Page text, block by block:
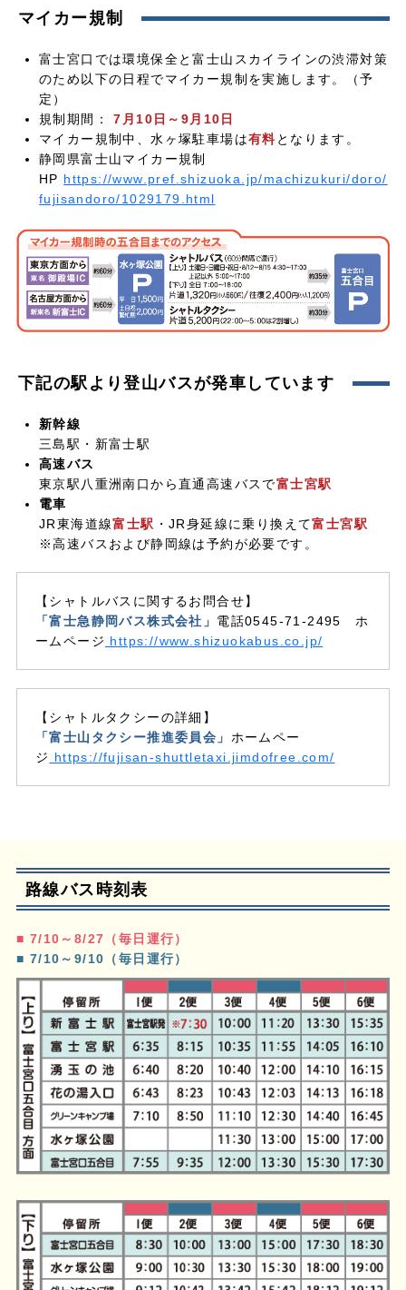
マイカー規制
富士宮口では環境保全と富士山スカイラインの渋滞対策
のため以下の日程でマイカー規制を実施します。（予
定）
規制期間：7月10日～9月10日
マイカー規制中、水ヶ塚駐車場は有料となります。
静岡県富士山マイカー規制
HP https://www.pref.shizuoka.jp/machizukuri/doro/
fujisandoro/1029179.html
下記の駅より登山バスが発車しています
新幹線
三島駅・新富士駅
高速バス
東京駅八重洲南口から直通高速バスで富士宮駅
電車
JR東海道線富士駅 ・JR身延線に乗り換えて富士宮駅
※高速バスおよび静岡線は予約が必要です。
【シャトルバスに関するお問合せ】
「富士急静岡バス株式会社」 電話0545-71-2495 ホ
ームページ https://www.shizuokabus.co.jp/
【シャトルタクシーの詳細】
「富士山タクシー推進委員会」 ホームペー
ジ https://fujisan-shuttletaxi.jimdofree.com/
路線バス時刻表
■ 7/10～8/27（毎日運行）
■ 7/10～9/10（毎日運行）